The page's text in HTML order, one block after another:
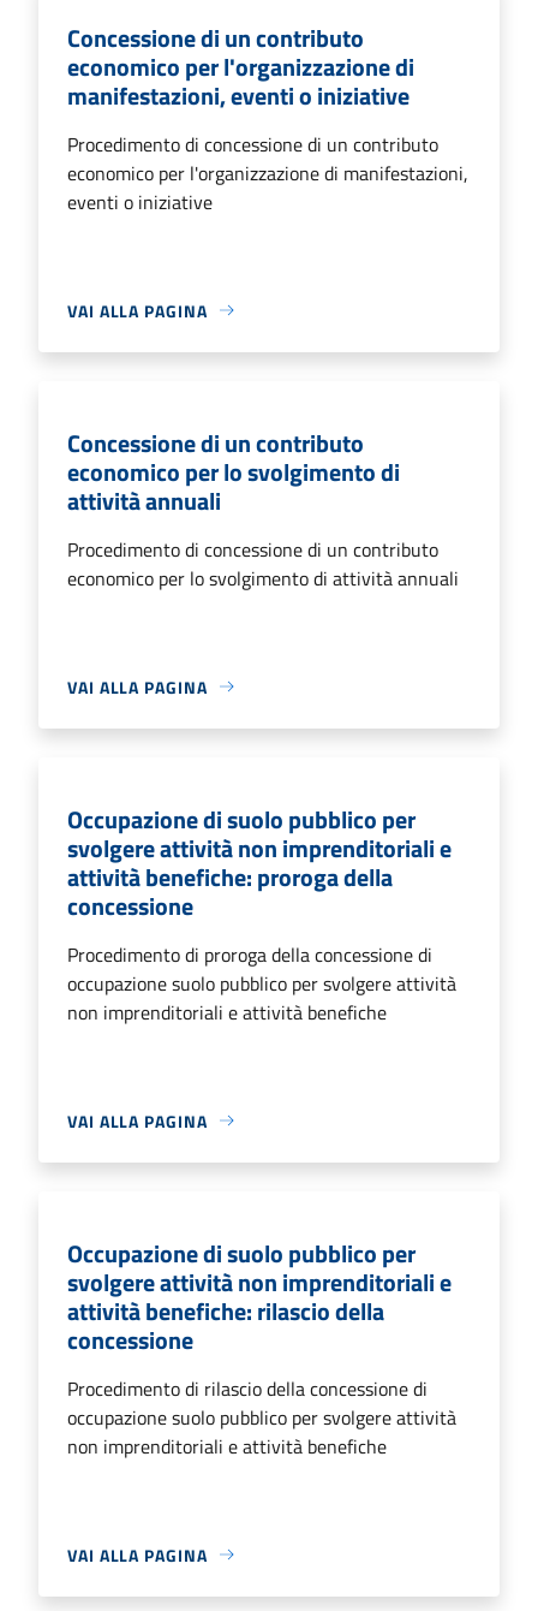
Concessione di un contributo
economico per l'organizzazione di
manifestazioni, eventi o iniziative
Procedimento di concessione di un contributo
economico per l'organizzazione di manifestazioni,
eventi o iniziative
VAI ALLA PAGINA
Concessione di un contributo
economico per lo svolgimento di
attività annuali
Procedimento di concessione di un contributo
economico per lo svolgimento di attività annuali
VAI ALLA PAGINA
Occupazione di suolo pubblico per
svolgere attività non imprenditoriali e
attività benefiche: proroga della
concessione
Procedimento di proroga della concessione di
occupazione suolo pubblico per svolgere attività
non imprenditoriali e attività benefiche
VAI ALLA PAGINA
Occupazione di suolo pubblico per
svolgere attività non imprenditoriali e
attività benefiche: rilascio della
concessione
Procedimento di rilascio della concessione di
occupazione suolo pubblico per svolgere attività
non imprenditoriali e attività benefiche
VAI ALLA PAGINA